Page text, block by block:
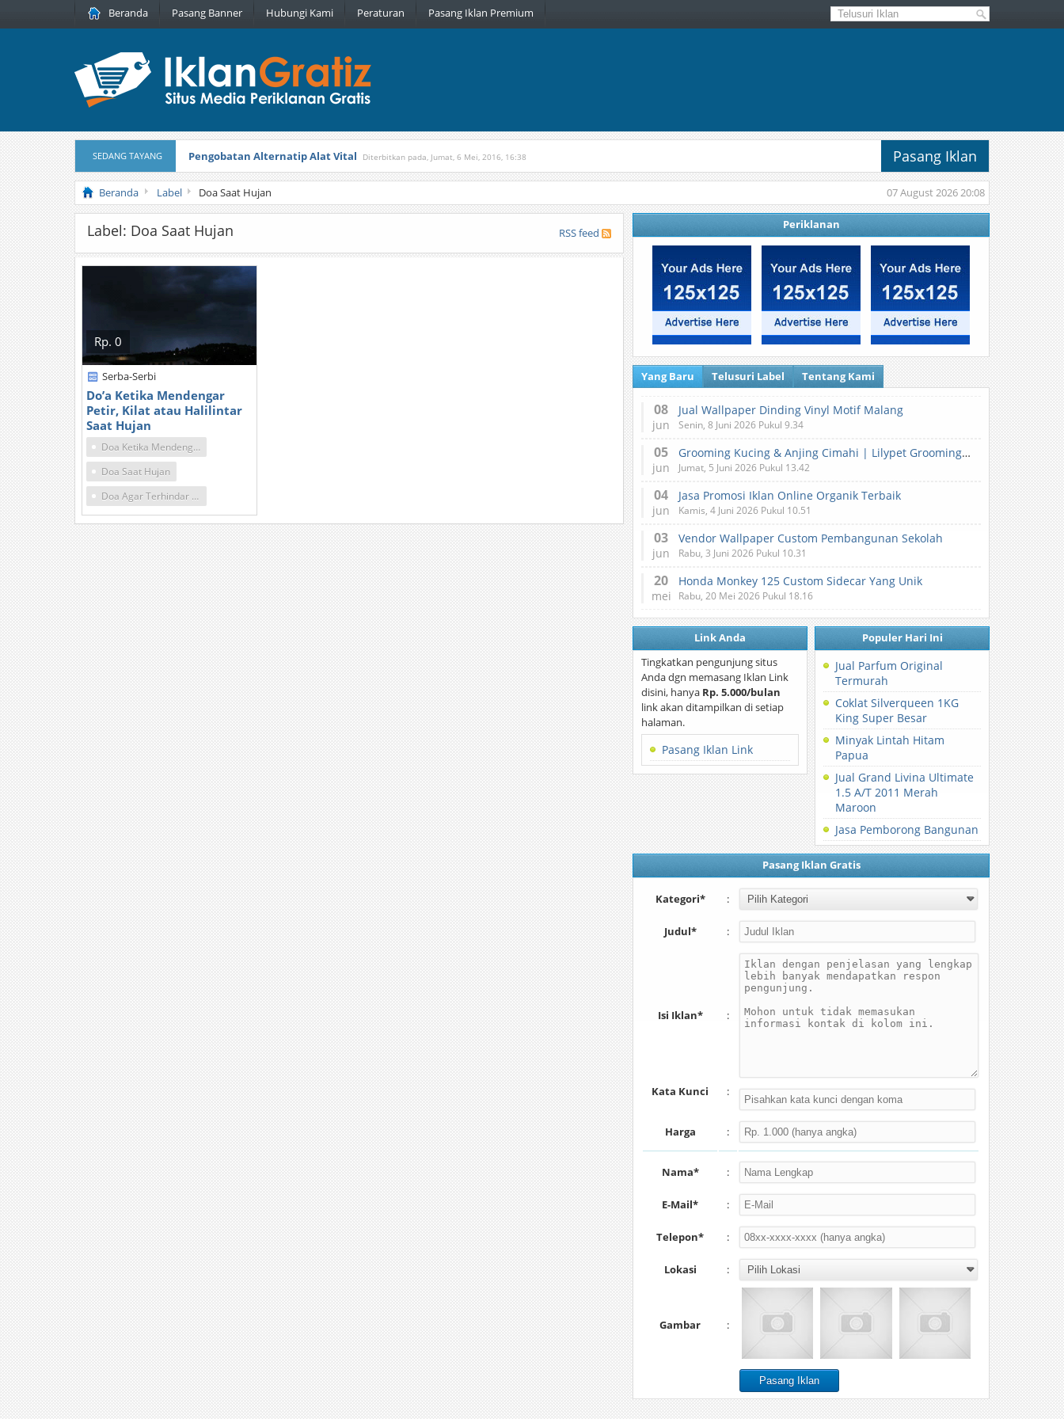
Beranda Pasang Banner Hubungi Kami Peraturan Pasang Iklan Premium
SEDANG TAYANG Pasang Iklan
Pengobatan Alternatip Alat Vital Diterbitkan pada, Jumat, 6 Mei, 2016, 16:38
Pita Cantik Pesona 07 August 2026 20:08
Beranda Label Doa Saat Hujan
Label: Doa Saat Hujan RSS feed
Rp. 0
Serba-Serbi
Do’a Ketika Mendengar
Petir, Kilat atau Halilintar
Saat Hujan
Doa Ketika Mendengar Petir
Doa Saat Hujan
Doa Agar Terhindar Petir
Periklanan
Yang Baru Telusuri Label Tentang Kami
08
jun
Jual Wallpaper Dinding Vinyl Motif Malang
Senin, 8 Juni 2026 Pukul 9.34
05
jun
Grooming Kucing & Anjing Cimahi | Lilypet Grooming & Pet Hotel
Jumat, 5 Juni 2026 Pukul 13.42
04
jun
Jasa Promosi Iklan Online Organik Terbaik
Kamis, 4 Juni 2026 Pukul 10.51
03
jun
Vendor Wallpaper Custom Pembangunan Sekolah
Rabu, 3 Juni 2026 Pukul 10.31
20
mei
Honda Monkey 125 Custom Sidecar Yang Unik
Rabu, 20 Mei 2026 Pukul 18.16
Link Anda
Tingkatkan pengunjung situs
Anda dgn memasang Iklan Link
disini, hanya Rp. 5.000/bulan
link akan ditampilkan di setiap
halaman.
Pasang Iklan Link
Populer Hari Ini
Jual Parfum Original
Termurah
Coklat Silverqueen 1KG
King Super Besar
Minyak Lintah Hitam
Papua
Jual Grand Livina Ultimate
1.5 A/T 2011 Merah
Maroon
Jasa Pemborong Bangunan
Pasang Iklan Gratis
Kategori* :
Judul* :
Isi Iklan* :
Kata Kunci :
Harga :
Nama* :
E-Mail* :
Telepon* :
Lokasi :
Gambar :